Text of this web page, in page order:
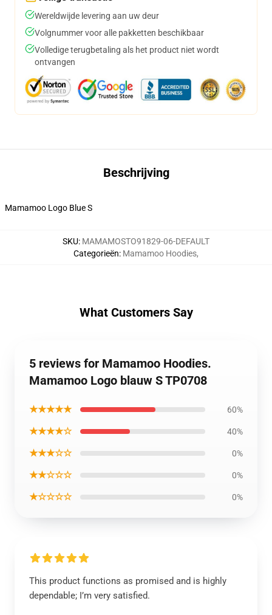
Wereldwijde levering aan uw deur
Volgnummer voor alle pakketten beschikbaar
Volledige terugbetaling als het product niet wordt
ontvangen
Beschrijving
Mamamoo Logo Blue S
SKU: MAMAMOSTO91829-06-DEFAULT
Categorieën: Mamamoo Hoodies,
What Customers Say
5 reviews for Mamamoo Hoodies.
Mamamoo Logo blauw S TP0708
★★★★★ 60%
★★★★☆ 40%
★★★☆☆ 0%
★★☆☆☆ 0%
★☆☆☆☆ 0%
This product functions as promised and is highly
dependable; I’m very satisfied.